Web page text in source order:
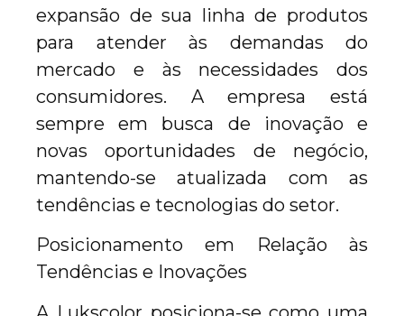
expansão de sua linha de produtos
para atender às demandas do
mercado e às necessidades dos
consumidores. A empresa está
sempre em busca de inovação e
novas oportunidades de negócio,
mantendo-se atualizada com as
tendências e tecnologias do setor.
Posicionamento em Relação às
Tendências e Inovações